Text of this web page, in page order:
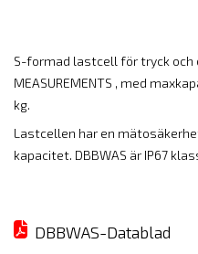
S-formad lastcell för tryck och
MEASUREMENTS , med
kg.
Lastcellen har en
kapacitet. DBBWAS är IP67
DBBWAS-Datablad